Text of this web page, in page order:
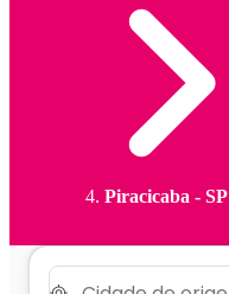
Piracicaba - SP